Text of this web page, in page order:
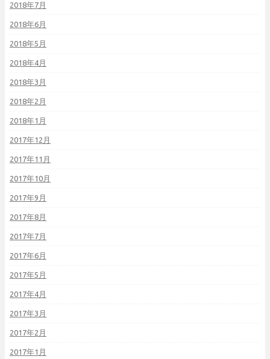
2018年7月
2018年6月
2018年5月
2018年4月
2018年3月
2018年2月
2018年1月
2017年12月
2017年11月
2017年10月
2017年9月
2017年8月
2017年7月
2017年6月
2017年5月
2017年4月
2017年3月
2017年2月
2017年1月